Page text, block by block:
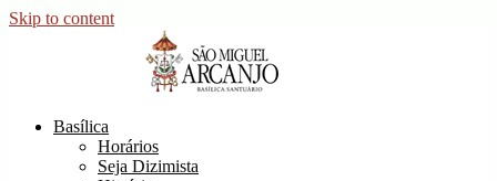
Skip to content
Basílica de São Miguel Arcanjo
Site Oficial da Basílica de São Miguel Arcanjo
Basílica
Horários
Seja Dizimista